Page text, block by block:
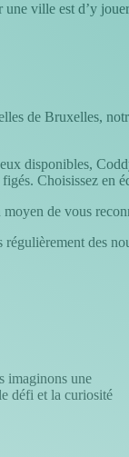
ville est d’y
de Bruxelles,
disponibles,
Choisissez en
de vous
des
imaginons une
défi et la curiosité